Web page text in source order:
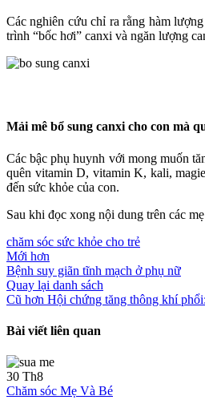
Các nghiên cứu chỉ ra rằng hàm
trình “bốc hơi” canxi và ngăn lượng
Mải mê bổ sung canxi cho con mà
Các bậc phụ huynh với mong muốn
quên vitamin D, vitamin K, kali,
đến sức khỏe của con.
Sau khi đọc xong nội dung trên các
chăm sóc sức khỏe cho trẻ
Mới hơn
Bệnh suy giãn tĩnh mạch ở phụ nữ
Quay lại danh sách
Cũ hơn Hội chứng tăng thông khí
Bài viết liên quan
30 Th8
Chăm sóc Mẹ Và Bé